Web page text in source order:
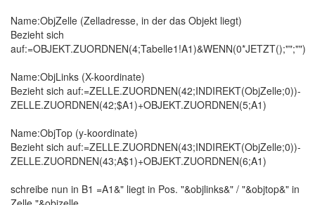
Name:ObjZelle (Zelladresse, in der das Objekt liegt)
Bezieht sich
auf:=OBJEKT.ZUORDNEN(4;Tabelle1!A1)&WENN(0*JETZT();"";"")
Name:ObjLinks (X-koordinate)
Bezieht sich auf:=ZELLE.ZUORDNEN(42;INDIREKT(ObjZelle;0))-
ZELLE.ZUORDNEN(42;$A1)+OBJEKT.ZUORDNEN(5;A1)
Name:ObjTop (y-koordinate)
Bezieht sich auf:=ZELLE.ZUORDNEN(43;INDIREKT(ObjZelle;0))-
ZELLE.ZUORDNEN(43;A$1)+OBJEKT.ZUORDNEN(6;A1)
schreibe nun in B1 =A1&" liegt in Pos. "&objlinks&" / "&objtop&" in